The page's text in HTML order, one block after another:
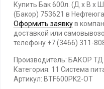
Купить Бак 600л. (Д х В х
(Бакор) 753621 в
Оформить заявкув
доставкой или
телефону +7 (3466) 311-
Производитель: БАКОР
Категория: 11 Система
Артикул: BTF600PK2-OT